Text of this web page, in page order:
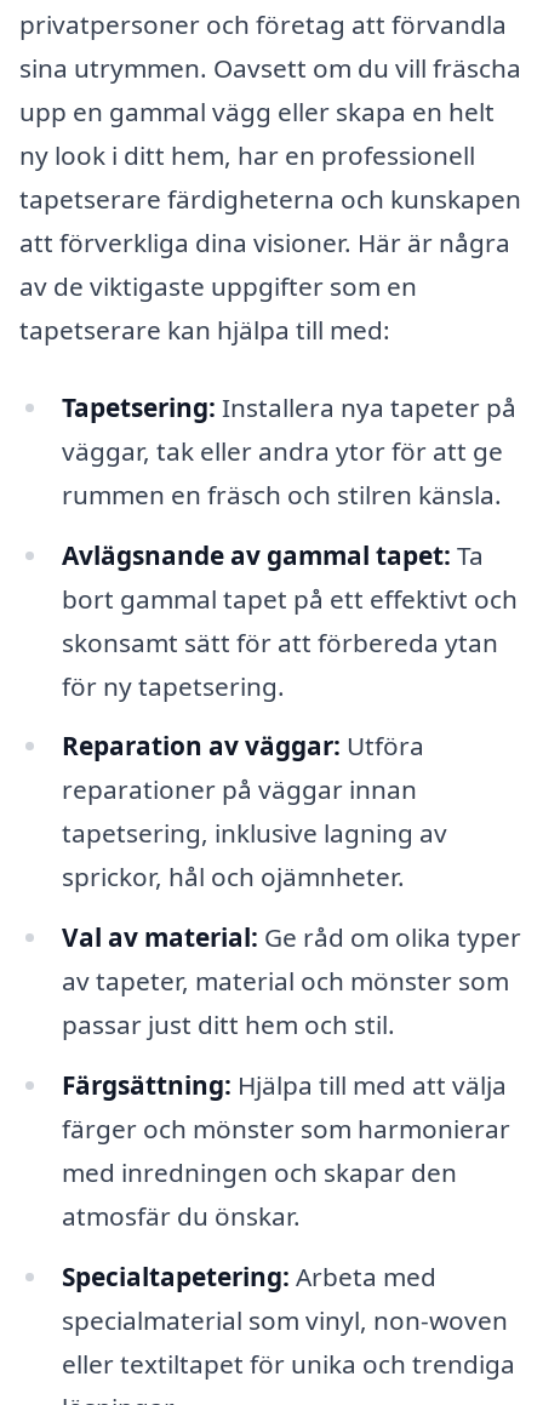
privatpersoner och företag att förvandla
sina utrymmen. Oavsett om du vill fräscha
upp en gammal vägg eller skapa en helt
ny look i ditt hem, har en professionell
tapetserare färdigheterna och kunskapen
att förverkliga dina visioner. Här är några
av de viktigaste uppgifter som en
tapetserare kan hjälpa till med:
Tapetsering: Installera nya tapeter på
väggar, tak eller andra ytor för att ge
rummen en fräsch och stilren känsla.
Avlägsnande av gammal tapet: Ta
bort gammal tapet på ett effektivt och
skonsamt sätt för att förbereda ytan
för ny tapetsering.
Reparation av väggar: Utföra
reparationer på väggar innan
tapetsering, inklusive lagning av
sprickor, hål och ojämnheter.
Val av material: Ge råd om olika typer
av tapeter, material och mönster som
passar just ditt hem och stil.
Färgsättning: Hjälpa till med att välja
färger och mönster som harmonierar
med inredningen och skapar den
atmosfär du önskar.
Specialtapetering: Arbeta med
specialmaterial som vinyl, non-woven
eller textiltapet för unika och trendiga